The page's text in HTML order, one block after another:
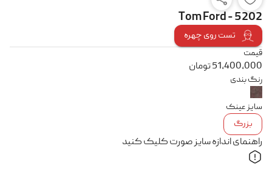
Tom Ford - 5202
تست روی چهره
قیمت
51,400,000تومان
رنگ بندی
سایز عینک
بزرگ
راهنمای اندازه سایز صورت کلیک کنید